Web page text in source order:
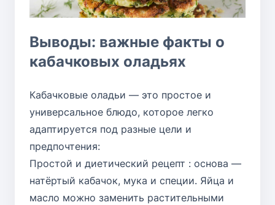
Выводы: важные факты о
кабачковых оладьях
Кабачковые оладьи — это простое и
универсальное блюдо, которое легко
адаптируется под разные цели и
предпочтения:
Простой и диетический рецепт : основа —
натёртый кабачок, мука и специи. Яйца и
масло можно заменить растительными